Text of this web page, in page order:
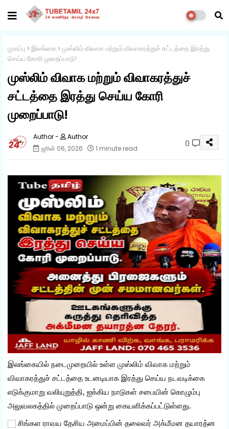
முகப்பு இலங்கை
முஸ்லிம் விவாக மற்றும் விவாகரத்துச் சட்டத்தை இரத்து
செய்ய கோரி முறைப்பாடு!
முஸ்லிம் விவாக மற்றும் விவாகரத்துச்
சட்டத்தை இரத்து செய்ய கோரி
முறைப்பாடு!
Author
ஜூன் 06, 2026
1 minute read 0
இலங்கையில் நடைமுறையில் உள்ள முஸ்லிம் விவாக மற்றும்
விவாகரத்துச் சட்டத்தை உடனடியாக இரத்து செய்ய நடவடிக்கை
எடுக்குமாறு வலியுறுத்தி, ஐக்கிய நாடுகள் சபையின் கொழும்பு
அலுவலகத்தில் முறைப்பாடு ஒன்று கையளிக்கப்பட்டுள்ளது.
சிங்கள ராவய தேசிய அமைப்பின் தலைவர் அக்மீமன தயாரத்ன